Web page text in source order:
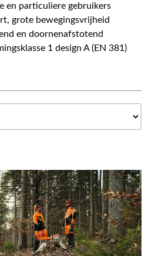
en particuliere gebruikers
grote bewegingsvrijheid
en doornenafstotend
1 design A (EN 381)